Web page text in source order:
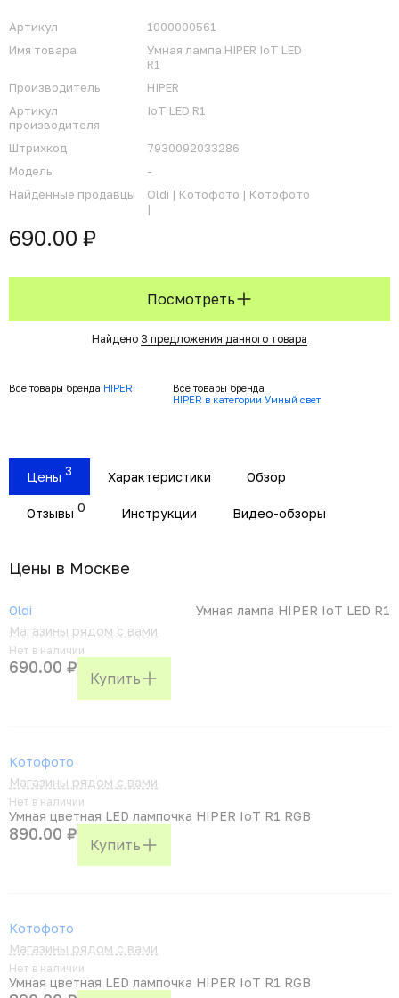
Артикул
1000000561
Имя товара
Умная лампа HIPER IoT LED
R1
Производитель
HIPER
Артикул
производителя
IoT LED R1
Штрихкод
7930092033286
Модель
-
Найденные продавцы
Oldi | Котофото | Котофото
|
690.00 ₽
Посмотреть
Найдено 3 предложения данного товара
Все товары бренда HIPER
Все товары бренда
HIPER в категории Умный свет
Цены 3 Характеристики Обзор
Отзывы 0 Инструкции Видео-обзоры
Цены в Москвe
Oldi
Магазины рядом с вами
Нет в наличии
Умная лампа HIPER IoT LED R1
690.00 ₽
Купить
Котофото
Магазины рядом с вами
Нет в наличии
Умная цветная LED лампочка HIPER IoT R1 RGB
890.00 ₽
Купить
Котофото
Магазины рядом с вами
Нет в наличии
Умная цветная LED лампочка HIPER IoT R1 RGB